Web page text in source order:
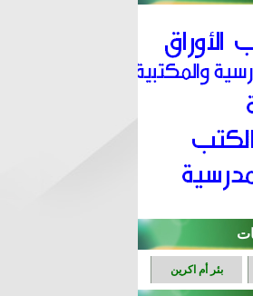
بئر أم اكرين